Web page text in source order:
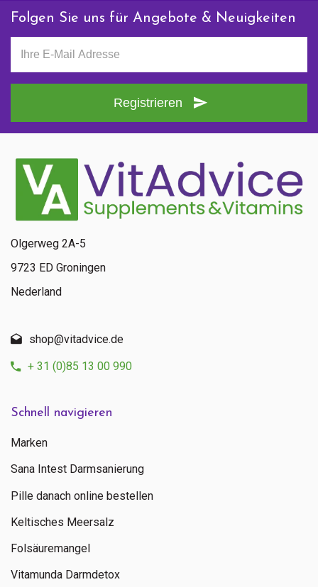
Folgen Sie uns für Angebote & Neuigkeiten
Registrieren
Schnell navigieren
Marken
Sana Intest Darmsanierung
Pille danach online bestellen
Keltisches Meersalz
Folsäuremangel
Vitamunda Darmdetox
Olgerweg 2A-5
9723 ED Groningen
Nederland
shop@vitadvice.de
+ 31 (0)85 13 00 990